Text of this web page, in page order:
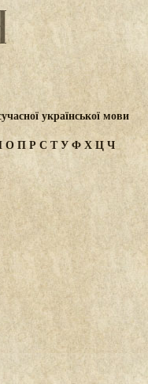
української мови
ОПР СТУФХЦЧ